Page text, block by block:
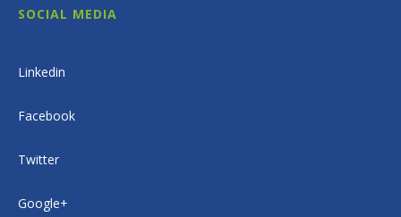
SOCIAL MEDIA
Linkedin
Facebook
Twitter
Google+